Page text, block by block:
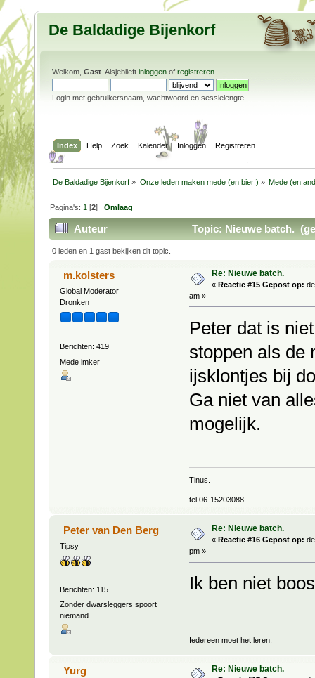
De Baldadige Bijenkorf
Welkom, Gast . Alsjeblieft inloggen of registreren
Login met gebruikersnaam, wachtwoord en sessielengte
Index Help Zoek Kalender Inloggen Registreren
De Baldadige Bijenkorf » Onze leden maken mede (en bier!) » Mede (en
Pagina's: 1 [2]Omlaag
Auteur Topic: Nieuwe batch.
0 leden en 1 gast bekijken dit topic.
m.kolsters
Global Moderator
Dronken
Berichten: 419
Mede imker
Re: Nieuwe batch.
« Reactie #15 Gepost op:
am »
Peter dat is
stoppen als de
ijsklontjes bij
Ga niet van
mogelijk.
Tinus.
tel 06-15203088
Peter van Den Berg
Tipsy
Berichten: 115
Zonder dwarsleggers spoort
niemand.
Re: Nieuwe batch.
« Reactie #16 Gepost op:
pm »
Ik ben niet
Iedereen moet het leren.
Yurg Re: Nieuwe batch.